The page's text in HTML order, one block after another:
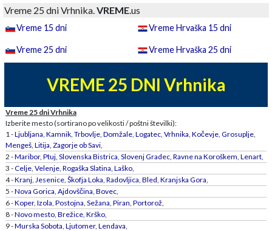
Vreme 25 dni Vrhnika.VREME.us
Vreme 15 dni Vreme Hrvaška 15 dni
Vreme 25 dni Vreme Hrvaška 25 dni
VREME 25 DNI Vrhnika
Vreme 25 dni Vrhnika
Izberite mesto (sortirano po velikosti / poštni številki):
1 -Ljubljana, Kamnik, Trbovlje, Domžale, Logatec, Vrhnika, Kočevje, Grosuplje,
Mengeš, Litija, Zagorje ob Savi,
2 -Maribor, Ptuj, Slovenska Bistrica, Slovenj Gradec, Ravne na Koroškem, Lenart,
3 -Celje, Velenje, Rogaška Slatina, Laško,
4 -Kranj, Jesenice, Škofja Loka, Radovljica, Bled, Kranjska Gora,
5 -Nova Gorica, Ajdovščina, Bovec,
6 -Koper, Izola, Postojna, Sežana, Piran, Portorož,
8 -Novo mesto, Brežice, Krško,
9 -Murska Sobota, Ljutomer, Lendava,